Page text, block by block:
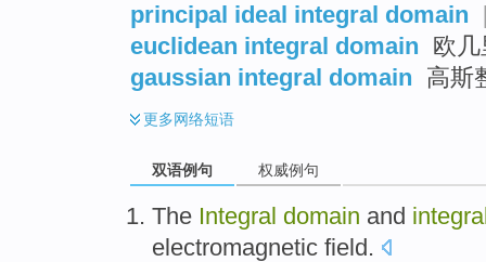
principal ideal integral domain
euclidean integral domain 欧
gaussian integral domain 高斯
更多网络短语
双语例句 权威例句
The Integral domain and
electromagnetic field.